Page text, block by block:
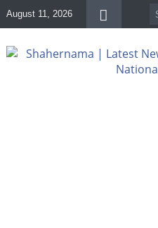
August 11, 2026